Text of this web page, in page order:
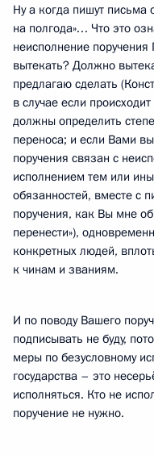
Ну а когда пишут письма
на полгода»… Что это
неисполнение
вытекать? Должно
предлагаю сделать
в случае если
должны определить
переноса; и если Вами
поручения связан с
исполнением тем или
обязанностей, вместе с
поручения, как Вы мне
перенести»),
конкретных людей,
к чинам и званиям.
И по поводу Вашего
подписывать не буду,
меры по безусловному
государства – это
исполняться. Кто не
поручение не нужно.